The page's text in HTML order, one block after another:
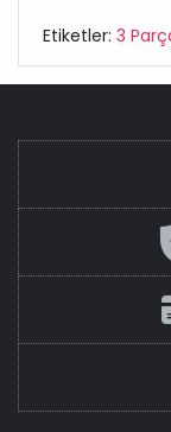
Etiketler: 3